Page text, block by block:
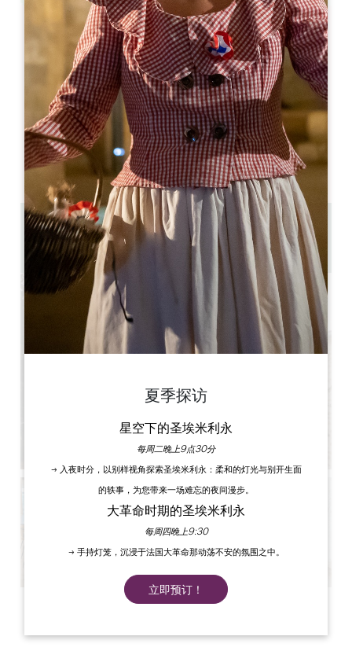
查看所有照片
Bonarda
Lussac
33570 Lussac
05 57 55 28 20
联系我们
U 型房间容量 : 80
剧院容量 : 150
10.1 km
复制 GPS 代码
夏季探访
星空下的圣埃米利永
每周二晚上9点30分
→ 入夜时分，以别样视角探索圣埃米利永：柔和的灯光与别开生面
的轶事，为您带来一场难忘的夜间漫步。
大革命时期的圣埃米利永
每周四晚上9:30
→ 手持灯笼，沉浸于法国大革命那动荡不安的氛围之中。
立即预订！